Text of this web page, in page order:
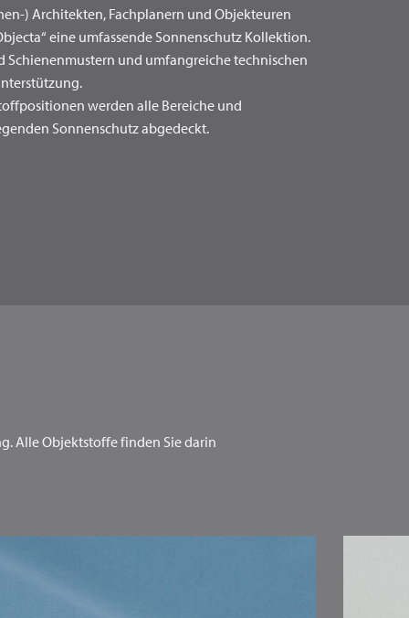
) Architekten, Fachplanern und Objekteuren
eine umfassende Sonnenschutz Kollektion.
Schienenmustern und umfangreiche technischen
werden alle Bereiche und
Sonnenschutz abgedeckt.
Alle Objektstoffe finden Sie darin